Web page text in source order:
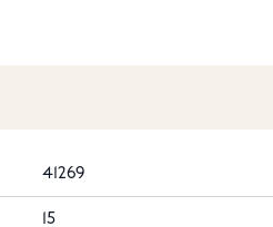
41269
15